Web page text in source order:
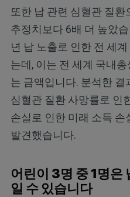
또한 납 관련 심혈관 질환
추정치보다 6배 더 높았
년 납 노출로 인한 전 세
는데, 이는 전 세계 국내
는 금액입니다. 분석한 결
심혈관 질환 사망률로 인
손실로 인한 미래 소득
발견했습니다.
어린이 3명 중 1명은
일 수 있습니다